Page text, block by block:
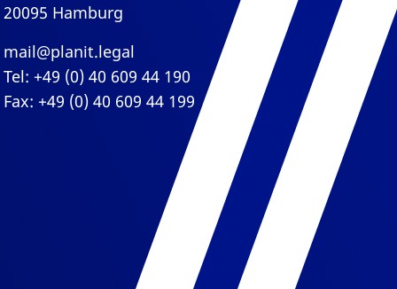
20095 Hamburg
mail@planit.legal
Tel: +49 (0) 40 609 44 190
Fax: +49 (0) 40 609 44 199